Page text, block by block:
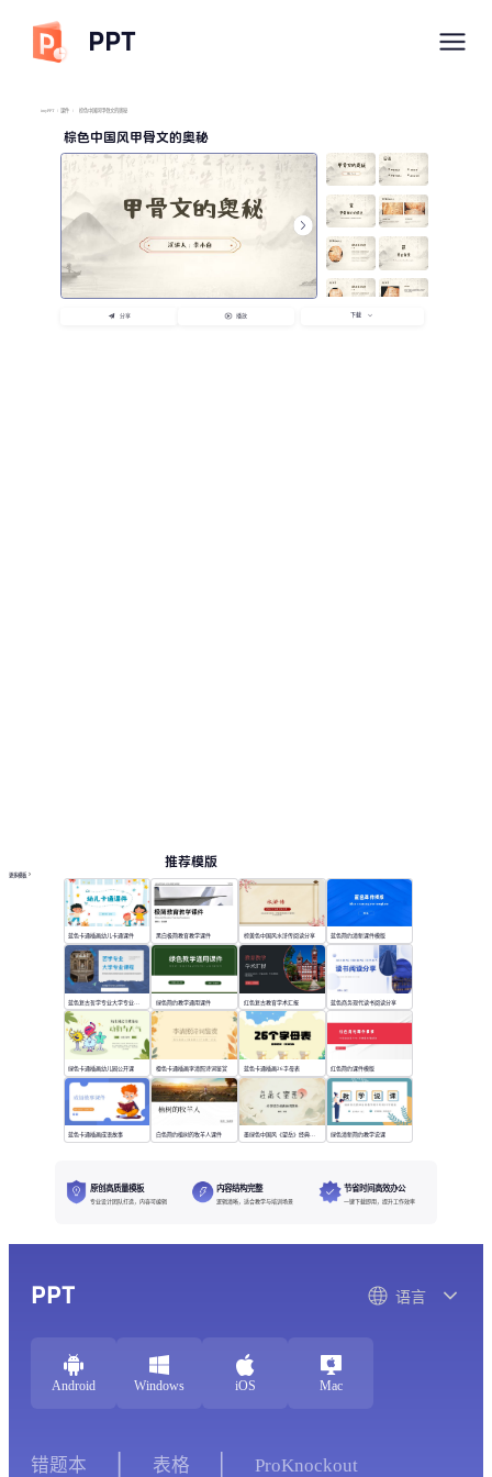
PPT
imyPPT / 课件 / 棕色中国风甲骨文的奥秘
棕色中国风甲骨文的奥秘
分享 播放 下载
推荐模版
更多模板
蓝色卡通插画幼儿卡通课件 黑白极简教育教学课件 棕黄色中国风水浒传阅读分享 蓝色简约清新课件模版
绿色简约教学通用课件 红色复古教育学术汇报 蓝色商务现代读书阅读分享
绿色卡通插画幼儿园公开课 橙色卡通插画李清照诗词鉴赏 蓝色卡通插画26字母表 红色简约课件模版
蓝色卡通插画成语故事 白色简约植树的牧羊人课件 墨绿色中国风《望岳》经典诗词欣赏 绿色清新简约教学说课
原创高质量模板
专业设计团队打造，内容可编辑
内容结构完整
逻辑清晰，适合教学与培训场景
节省时间高效办公
一键下载即用，提升工作效率
PPT 语言
Android Windows iOS Mac
错题本 表格 ProKnockout